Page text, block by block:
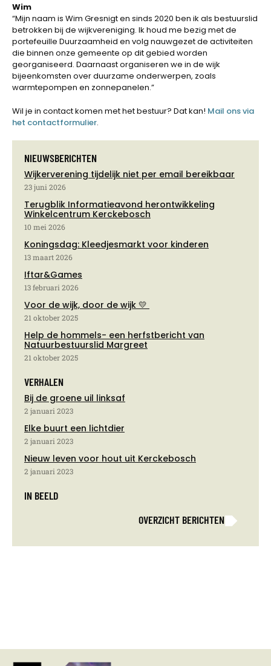
Wim
“Mijn naam is Wim Gresnigt en sinds 2020 ben ik als bestuurslid
betrokken bij de wijkvereniging. Ik houd me bezig met de
portefeuille Duurzaamheid en volg nauwgezet de activiteiten
die binnen onze gemeente op dit gebied worden
georganiseerd. Daarnaast organiseren we in de wijk
bijeenkomsten over duurzame onderwerpen, zoals
warmtepompen en zonnepanelen.”
Wil je in contact komen met het bestuur? Dat kan! Mail ons via
het contactformulier.
NIEUWSBERICHTEN
Wijkerverening tijdelijk niet per email bereikbaar
23 juni 2026
Terugblik Informatieavond herontwikkeling
Winkelcentrum Kerckebosch
10 mei 2026
Koningsdag: Kleedjesmarkt voor kinderen
13 maart 2026
Iftar&Games
13 februari 2026
Voor de wijk, door de wijk 💛
21 oktober 2025
Help de hommels- een herfstbericht van
Natuurbestuurslid Margreet
21 oktober 2025
VERHALEN
Bij de groene uil linksaf
2 januari 2023
Elke buurt een lichtdier
2 januari 2023
Nieuw leven voor hout uit Kerckebosch
2 januari 2023
IN BEELD
OVERZICHT BERICHTEN